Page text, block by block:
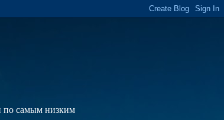
по самым низким